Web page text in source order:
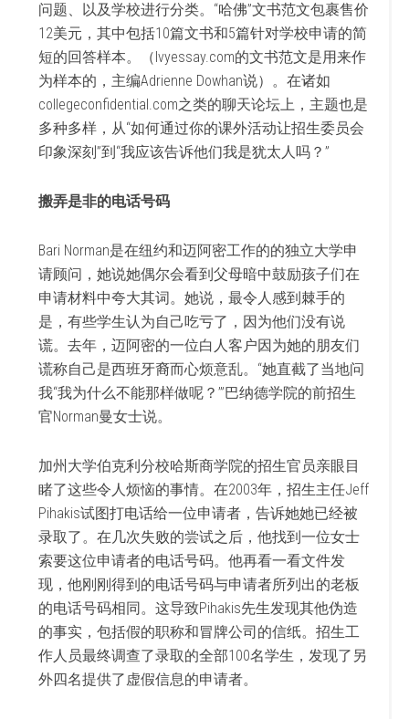
问题、以及学校进行分类。“哈佛”文书范文包裹售价
12美元，其中包括10篇文书和5篇针对学校申请的简
短的回答样本。（Ivyessay.com的文书范文是用来作
为样本的，主编Adrienne Dowhan说）。在诸如
collegeconfidential.com之类的聊天论坛上，主题也是
多种多样，从“如何通过你的课外活动让招生委员会
印象深刻”到“我应该告诉他们我是犹太人吗？”
搬弄是非的电话号码
Bari Norman是在纽约和迈阿密工作的的独立大学申
请顾问，她说她偶尔会看到父母暗中鼓励孩子们在
申请材料中夸大其词。她说，最令人感到棘手的
是，有些学生认为自己吃亏了，因为他们没有说
谎。去年，迈阿密的一位白人客户因为她的朋友们
谎称自己是西班牙裔而心烦意乱。“她直截了当地问
我“我为什么不能那样做呢？’”巴纳德学院的前招生
官Norman曼女士说。
加州大学伯克利分校哈斯商学院的招生官员亲眼目
睹了这些令人烦恼的事情。在2003年，招生主任Jeff
Pihakis试图打电话给一位申请者，告诉她她已经被
录取了。在几次失败的尝试之后，他找到一位女士
索要这位申请者的电话号码。他再看一看文件发
现，他刚刚得到的电话号码与申请者所列出的老板
的电话号码相同。这导致Pihakis先生发现其他伪造
的事实，包括假的职称和冒牌公司的信纸。招生工
作人员最终调查了录取的全部100名学生，发现了另
外四名提供了虚假信息的申请者。